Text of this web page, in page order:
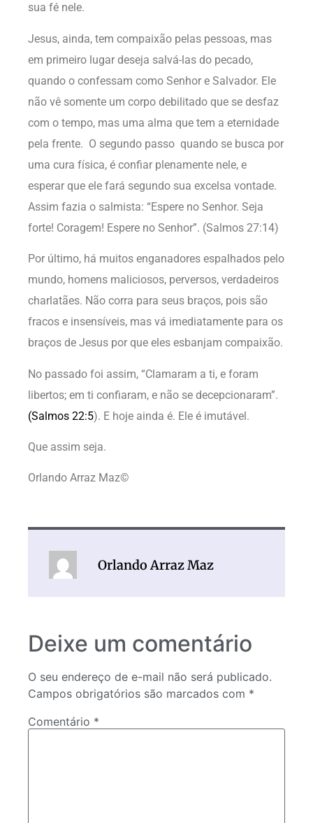
sua fé nele.
Jesus, ainda, tem compaixão pelas pessoas, mas
em primeiro lugar deseja salvá-las do pecado,
quando o confessam como Senhor e Salvador. Ele
não vê somente um corpo debilitado que se desfaz
com o tempo, mas uma alma que tem a eternidade
pela frente. O segundo passo quando se busca por
uma cura física, é confiar plenamente nele, e
esperar que ele fará segundo sua excelsa vontade.
Assim fazia o salmista: “Espere no Senhor. Seja
forte! Coragem! Espere no Senhor”. (Salmos 27:14)
Por último, há muitos enganadores espalhados pelo
mundo, homens maliciosos, perversos, verdadeiros
charlatães. Não corra para seus braços, pois são
fracos e insensíveis, mas vá imediatamente para os
braços de Jesus por que eles esbanjam compaixão.
No passado foi assim, “Clamaram a ti, e foram
libertos; em ti confiaram, e não se decepcionaram”.
(Salmos 22:5). E hoje ainda é. Ele é imutável.
Que assim seja.
Orlando Arraz Maz©
Orlando Arraz Maz
Deixe um comentário
O seu endereço de e-mail não será publicado.
Campos obrigatórios são marcados com *
Comentário *